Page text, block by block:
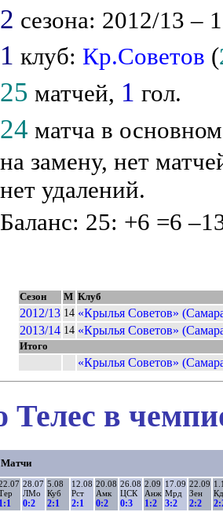
2 сезона: 2012/13 –
1 клуб: Кр.Советов (
25 матчей, 1 гол.
24 матча в
на замену, нет
нет удалений.
Баланс: 25: +6 =6
Сезон М Клуб
2012/13 14 «Крылья Советов»
2013/14 14 «Крылья Советов»
Итого
«Крылья Советов»
Телес в
Матчи
1:1
28.07
ЛМо
0:2
5.08
Куб
2:1
12.08
Рст
2:1
20.08
Амк
0:2
26.08
ЦСК
0:3
2.09
Анж
1:2
17.09
Мрд
3:2
22.09
Зен
2:2